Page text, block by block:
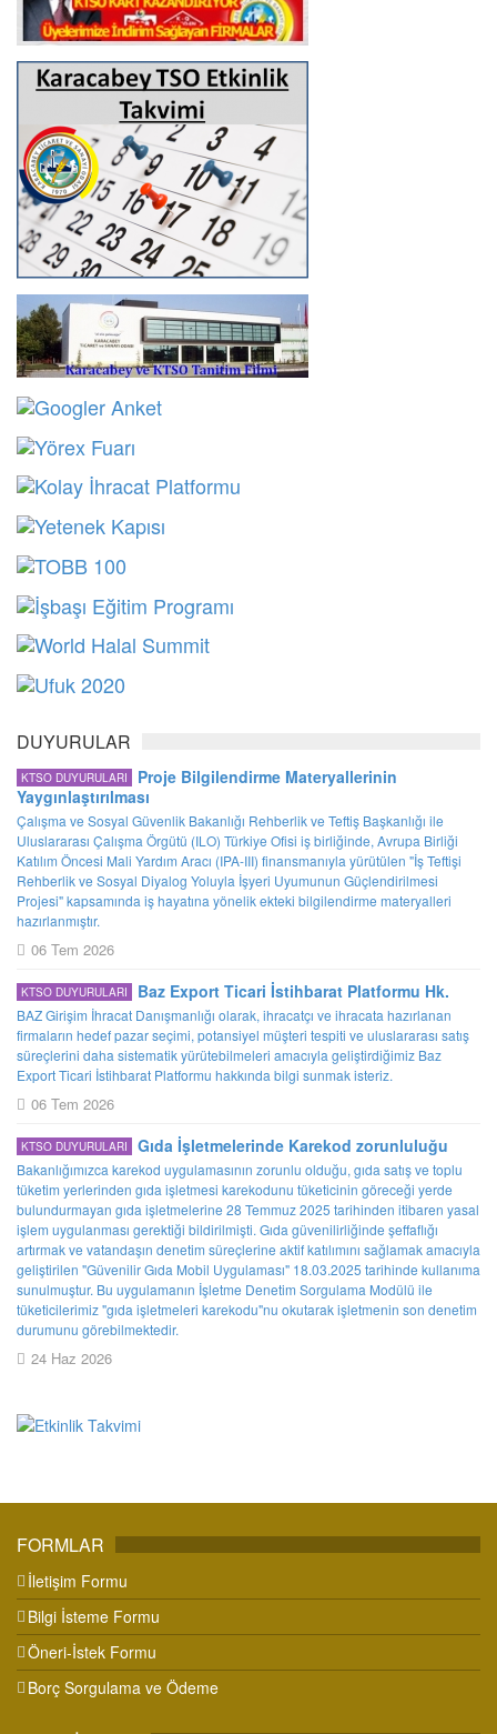
DUYURULAR
KTSO DUYURULARI
Proje Bilgilendirme Materyallerinin
Yaygınlaştırılması
Çalışma ve Sosyal Güvenlik Bakanlığı Rehberlik ve Teftiş Başkanlığı ile
Uluslararası Çalışma Örgütü (ILO) Türkiye Ofisi iş birliğinde, Avrupa Birliği
Katılım Öncesi Mali Yardım Aracı (IPA-III) finansmanıyla yürütülen "İş Teftişi
Rehberlik ve Sosyal Diyalog Yoluyla İşyeri Uyumunun Güçlendirilmesi
Projesi" kapsamında iş hayatına yönelik ekteki bilgilendirme materyalleri
hazırlanmıştır.
06 Tem 2026
KTSO DUYURULARI Baz Export Ticari İstihbarat Platformu Hk.
BAZ Girişim İhracat Danışmanlığı olarak, ihracatçı ve ihracata hazırlanan
firmaların hedef pazar seçimi, potansiyel müşteri tespiti ve uluslararası satış
süreçlerini daha sistematik yürütebilmeleri amacıyla geliştirdiğimiz Baz
Export Ticari İstihbarat Platformu hakkında bilgi sunmak isteriz.
06 Tem 2026
KTSO DUYURULARI Gıda İşletmelerinde Karekod zorunluluğu
Bakanlığımızca karekod uygulamasının zorunlu olduğu, gıda satış ve toplu
tüketim yerlerinden gıda işletmesi karekodunu tüketicinin göreceği yerde
bulundurmayan gıda işletmelerine 28 Temmuz 2025 tarihinden itibaren yasal
işlem uygulanması gerektiği bildirilmişti. Gıda güvenilirliğinde şeffaflığı
artırmak ve vatandaşın denetim süreçlerine aktif katılımını sağlamak amacıyla
geliştirilen "Güvenilir Gıda Mobil Uygulaması" 18.03.2025 tarihinde kullanıma
sunulmuştur. Bu uygulamanın İşletme Denetim Sorgulama Modülü ile
tüketicilerimiz "gıda işletmeleri karekodu"nu okutarak işletmenin son denetim
durumunu görebilmektedir.
24 Haz 2026
FORMLAR
İletişim Formu
Bilgi İsteme Formu
Öneri-İstek Formu
Borç Sorgulama ve Ödeme